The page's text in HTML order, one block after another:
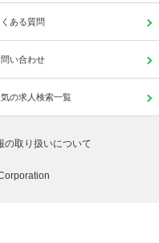
くある質問
問い合わせ
気の求人検索一覧
の取り扱いについて